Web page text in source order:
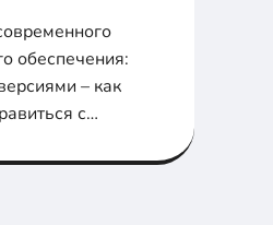
обеспечения:
– как
с